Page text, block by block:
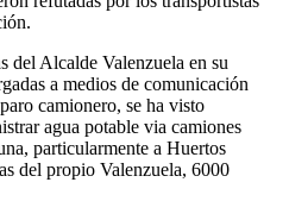
del Alcalde Valenzuela en su
a medios de comunicación
camionero, se ha visto
agua potable via camiones
particularmente a Huertos
del propio Valenzuela, 6000